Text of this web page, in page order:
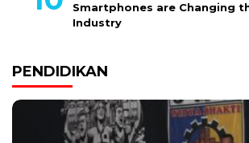
Smartphones are Changing
Industry
PENDIDIKAN